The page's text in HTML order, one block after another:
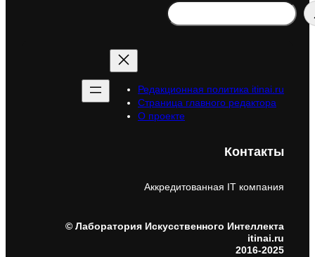
Search
Редакционная политика itinai.ru
Страница главного редактора
О проекте
Контакты
Аккредитованная IT компания
© Лаборатория Искусственного Интеллекта
itinai.ru
2016-2025